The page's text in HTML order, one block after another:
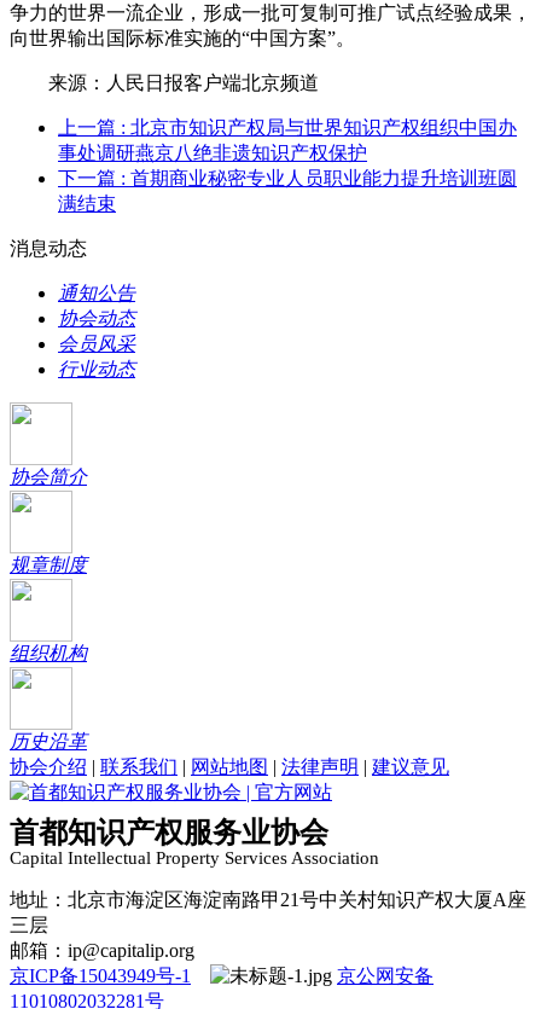
争力的世界一流企业，形成一批可复制可推广试点经验成果，
向世界输出国际标准实施的“中国方案”。
来源：人民日报客户端北京频道
上一篇 : 北京市知识产权局与世界知识产权组织中国办
事处调研燕京八绝非遗知识产权保护
下一篇 : 首期商业秘密专业人员职业能力提升培训班圆
满结束
消息动态
通知公告
协会动态
会员风采
行业动态
协会简介
规章制度
组织机构
历史沿革
协会介绍
联系我们 网站地图 法律声明 建议意见
首都知识产权服务业协会
Capital Intellectual Property Services Association
地址：北京市海淀区海淀南路甲21号中关村知识产权大厦A座
三层
邮箱：ip@capitalip.org
京ICP备15043949号-1
京公网安备
11010802032281号